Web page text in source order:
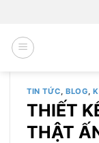
nội
dung
TIN TỨC,BLOG,
THIẾT
THẬT